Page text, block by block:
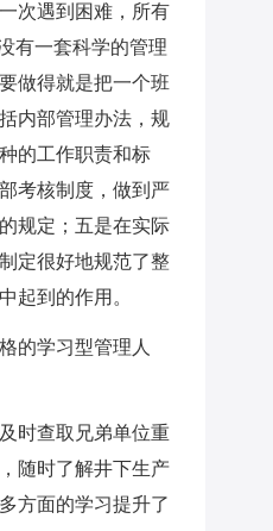
次遇到困难，所有
有一套科学的管理
做得就是把一个班
内部管理办法，规
的工作职责和标
考核制度，做到严
规定；五是在实际
定很好地规范了整
起到的作用。
的学习型管理人
时查取兄弟单位重
随时了解井下生产
方面的学习提升了